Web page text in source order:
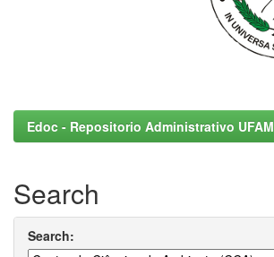
Edoc - Repositorio Administrativo UFAM
Search
Search: